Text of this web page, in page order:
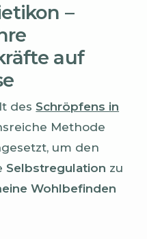
–
auf
des Schröpfens in
Methode
um den
Selbstregulation zu
Wohlbefinden